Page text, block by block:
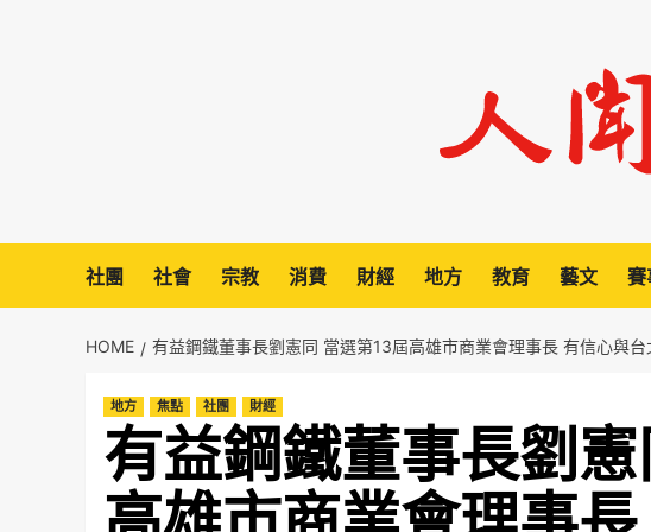
社團 社會 宗教 消費 財經 地方 教育 藝文 賽
HOME 有益鋼鐵董事長劉憲同 當選第13屆高雄市商業會理事長 有信心與
地方 焦點 社團 財經
有益鋼鐵董事長劉